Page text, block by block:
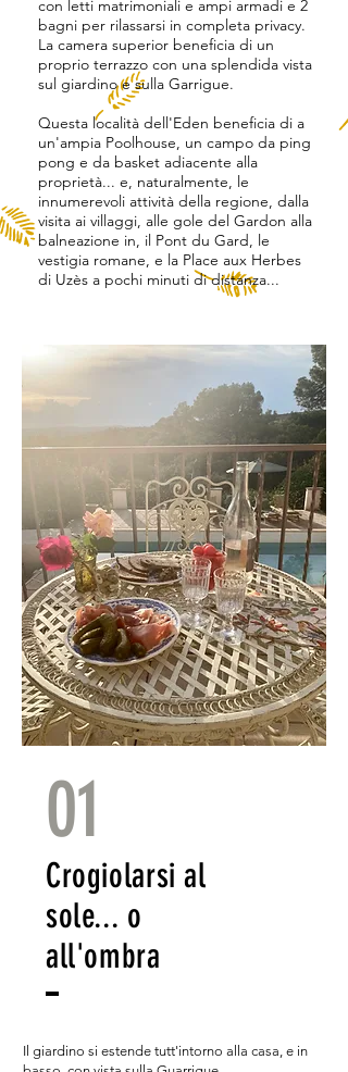
con letti matrimoniali e ampi armadi e 2
bagni per rilassarsi in completa privacy.
La camera superior beneficia di un
proprio terrazzo con una splendida vista
sul giardino e sulla Garrigue.
Questa località dell'Eden beneficia di a
un'ampia Poolhouse, un campo da ping
pong e da basket adiacente alla
proprietà... e, naturalmente, le
innumerevoli attività della regione, dalla
visita ai villaggi, alle gole del Gardon alla
balneazione in, il Pont du Gard, le
vestigia romane, e la Place aux Herbes
di Uzès a pochi minuti di distanza...
01
Crogiolarsi al
sole... o
all'ombra
Il giardino si estende tutt'intorno alla casa, e in